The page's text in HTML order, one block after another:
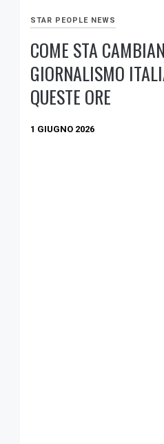
STAR PEOPLE NEWS
COME STA
GIORNALISMO
QUESTE ORE
1 GIUGNO 2026